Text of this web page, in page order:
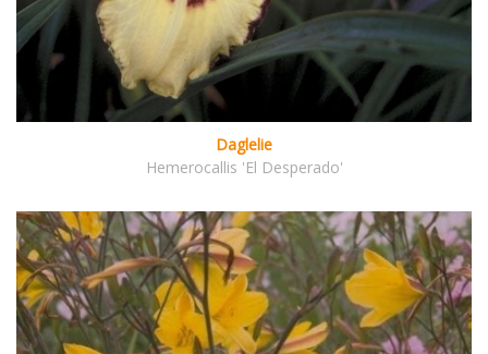
Daglelie
Hemerocallis 'El Desperado'